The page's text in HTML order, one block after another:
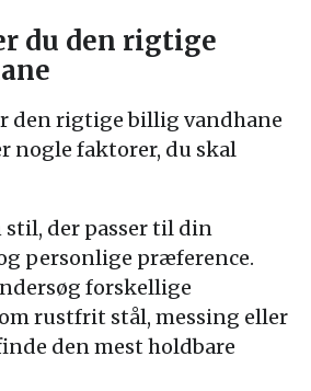
du den rigtige
den rigtige billig vandhane
nogle faktorer, du skal
stil, der passer til din
personlige præference.
forskellige
rustfrit stål, messing eller
den mest holdbare